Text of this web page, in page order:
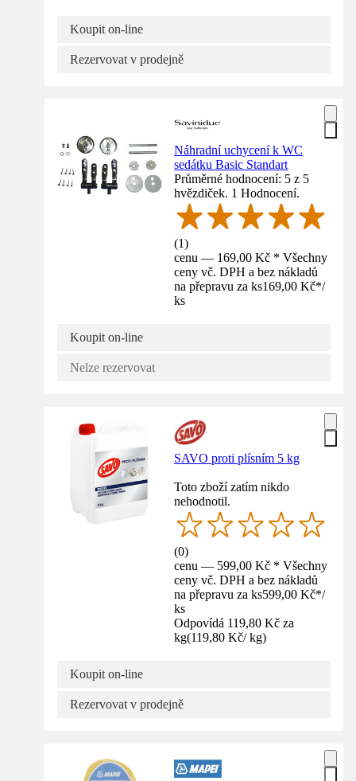
Koupit on-line
Rezervovat v prodejně
Náhradní uchycení k WC
sedátku Basic Standart
Průměrné hodnocení: 5 z 5
hvězdiček. 1 Hodnocení.
(1)
cenu — 169,00 Kč * Všechny
ceny vč. DPH a bez nákladů
na přepravu za ks169,00 Kč*/
ks
Koupit on-line
Nelze rezervovat
SAVO proti plísním 5 kg
Toto zboží zatím nikdo
nehodnotil.
(0)
cenu — 599,00 Kč * Všechny
ceny vč. DPH a bez nákladů
na přepravu za ks599,00 Kč*/
ks
Odpovídá 119,80 Kč za
kg(119,80 Kč/ kg)
Koupit on-line
Rezervovat v prodejně